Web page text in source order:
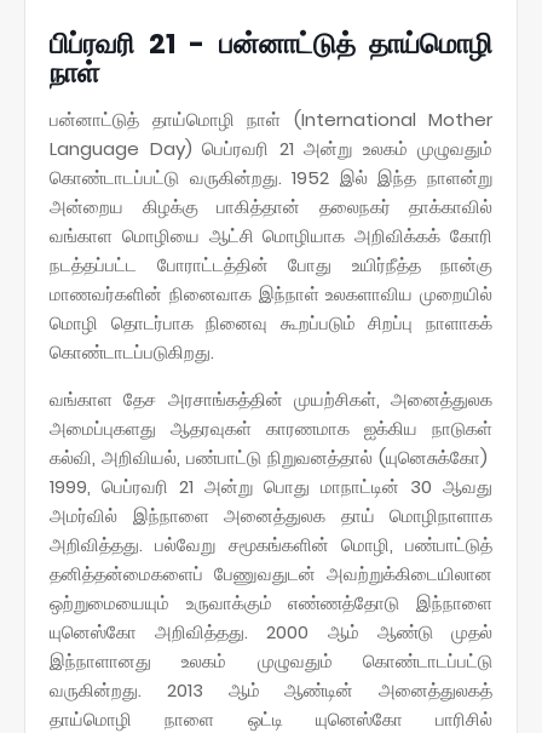
பிப்ரவரி 21 - பன்னாட்டுத் தாய்மொழி
நாள்
பன்னாட்டுத் தாய்மொழி நாள் (International Mother
Language Day) பெப்ரவரி 21 அன்று உலகம் முழுவதும்
கொண்டாடப்பட்டு வருகின்றது. 1952 இல் இந்த நாளன்று
அன்றைய கிழக்கு பாகித்தான் தலைநகர் தாக்காவில்
வங்காள மொழியை ஆட்சி மொழியாக அறிவிக்கக் கோரி
நடத்தப்பட்ட போராட்டத்தின் போது உயிர்நீத்த நான்கு
மாணவர்களின் நினைவாக இந்நாள் உலகளாவிய முறையில்
மொழி தொடர்பாக நினைவு கூறப்படும் சிறப்பு நாளாகக்
கொண்டாடப்படுகிறது.
வங்காள தேச அரசாங்கத்தின் முயற்சிகள், அனைத்துலக
அமைப்புகளது ஆதரவுகள் காரணமாக ஐக்கிய நாடுகள்
கல்வி, அறிவியல், பண்பாட்டு நிறுவனத்தால் (யுனெசுக்கோ)
1999, பெப்ரவரி 21 அன்று பொது மாநாட்டின் 30 ஆவது
அமர்வில் இந்நாளை அனைத்துலக தாய் மொழிநாளாக
அறிவித்தது. பல்வேறு சமூகங்களின் மொழி, பண்பாட்டுத்
தனித்தன்மைகளைப் பேணுவதுடன் அவற்றுக்கிடையிலான
ஒற்றுமையையும் உருவாக்கும் எண்ணத்தோடு இந்நாளை
யுனெஸ்கோ அறிவித்தது. 2000 ஆம் ஆண்டு முதல்
இந்நாளானது உலகம் முழுவதும் கொண்டாடப்பட்டு
வருகின்றது. 2013 ஆம் ஆண்டின் அனைத்துலகத்
தாய்மொழி நாளை ஒட்டி யுனெஸ்கோ பாரிசில்